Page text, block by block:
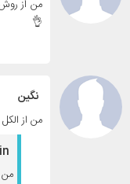
من از
👌
نگین
من از
من